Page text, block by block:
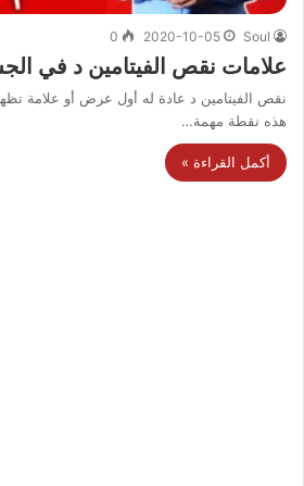
Soul
2020-10-05
0
علامات نقص الفيتامين د في
نقص الفيتامين د عادة له أول عرض أو علامة
هذه نقطة مهمة…
أكمل القراءة »